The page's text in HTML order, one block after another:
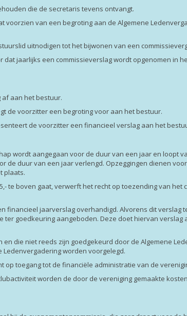
die de secretaris tevens ontvangt.
voorzien van een begroting aan de Algemene
uitnodigen tot het bijwonen van een
dat jaarlijks een commissieverslag wordt opgenomen in
af aan het bestuur.
de voorzitter een begroting voor aan het bestuur.
de voorzitter een financieel verslag aan het
wordt aangegaan voor de duur van een jaar en loopt
de duur van een jaar verlengd. Opzeggingen dienen
plaats.
te boven gaat, verwerft het recht op toezending van het
financieel jaarverslag overhandigd. Alvorens dit verslag
goedkeuring aangeboden. Deze doet hiervan verslag
en die niet reeds zijn goedgekeurd door de Algemene
worden voorgelegd.
op toegang tot de financiële administratie van de
worden de door de vereniging gemaakte